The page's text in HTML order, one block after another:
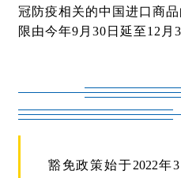
冠防疫相关的中国进口商品
限由今年9 月 30 日延至12 月
豁免政策始于2022年3